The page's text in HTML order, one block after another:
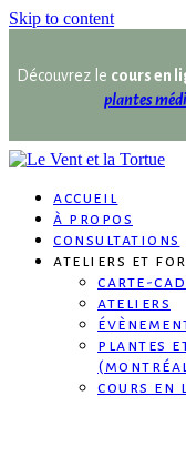
Skip to content
Découvrez le cours en
plantes
accueil
à propos
consultations
ateliers et
carte-
ateliers
plantes
cours en